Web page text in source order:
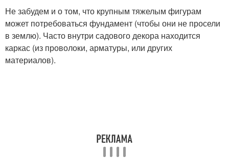
Не забудем и о том, что крупным тяжелым фигурам
может потребоваться фундамент (чтобы они не просели
в землю). Часто внутри садового декора находится
каркас (из проволоки, арматуры, или других
материалов).